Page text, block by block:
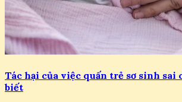
Tác hại của việc quấn trẻ sơ sinh sai
biết